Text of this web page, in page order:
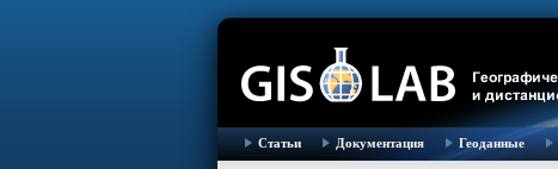
Статьи Документация Геоданные